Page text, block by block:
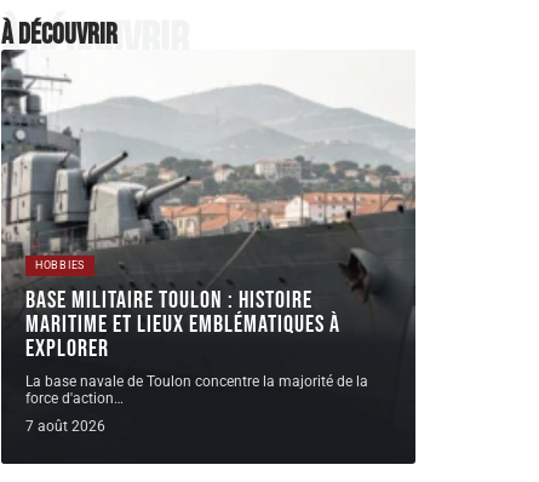
À découvrir
À découvrir
HOBBIES
Base militaire Toulon : histoire
maritime et lieux emblématiques à
explorer
La base navale de Toulon concentre la majorité de la
force d'action…
7 août 2026